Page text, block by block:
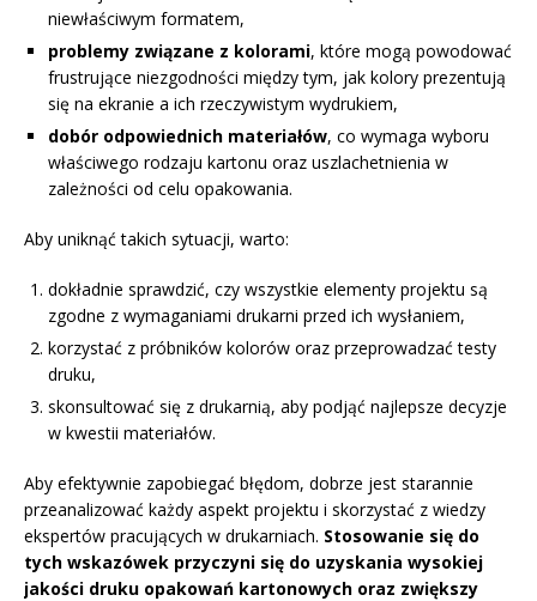
niewłaściwym formatem,
problemy związane z kolorami, które mogą powodować
frustrujące niezgodności między tym, jak kolory prezentują
się na ekranie a ich rzeczywistym wydrukiem,
dobór odpowiednich materiałów, co wymaga wyboru
właściwego rodzaju kartonu oraz uszlachetnienia w
zależności od celu opakowania.
Aby uniknąć takich sytuacji, warto:
dokładnie sprawdzić, czy wszystkie elementy projektu są
zgodne z wymaganiami drukarni przed ich wysłaniem,
korzystać z próbników kolorów oraz przeprowadzać testy
druku,
skonsultować się z drukarnią, aby podjąć najlepsze decyzje
w kwestii materiałów.
Aby efektywnie zapobiegać błędom, dobrze jest starannie
przeanalizować każdy aspekt projektu i skorzystać z wiedzy
ekspertów pracujących w drukarniach. Stosowanie się do
tych wskazówek przyczyni się do uzyskania wysokiej
jakości druku opakowań kartonowych oraz zwiększy